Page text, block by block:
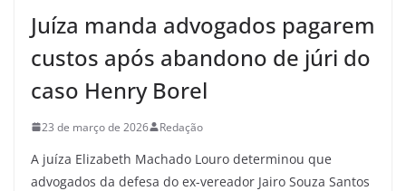
Juíza manda advogados pagarem
custos após abandono de júri do
caso Henry Borel
23 de março de 2026 Redação
A juíza Elizabeth Machado Louro determinou que
advogados da defesa do ex-vereador Jairo Souza Santos